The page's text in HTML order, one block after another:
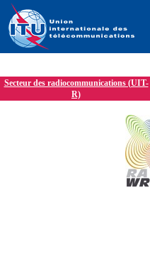
Secteur des radiocommunications (UIT-
R)